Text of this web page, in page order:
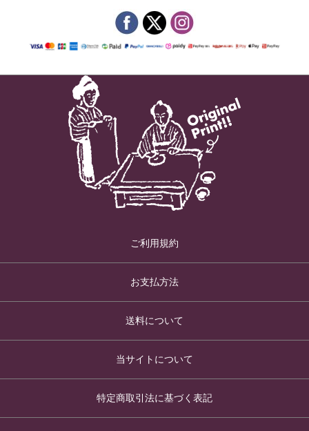
ご利用規約
お支払方法
送料について
当サイトについて
特定商取引法に基づく表記